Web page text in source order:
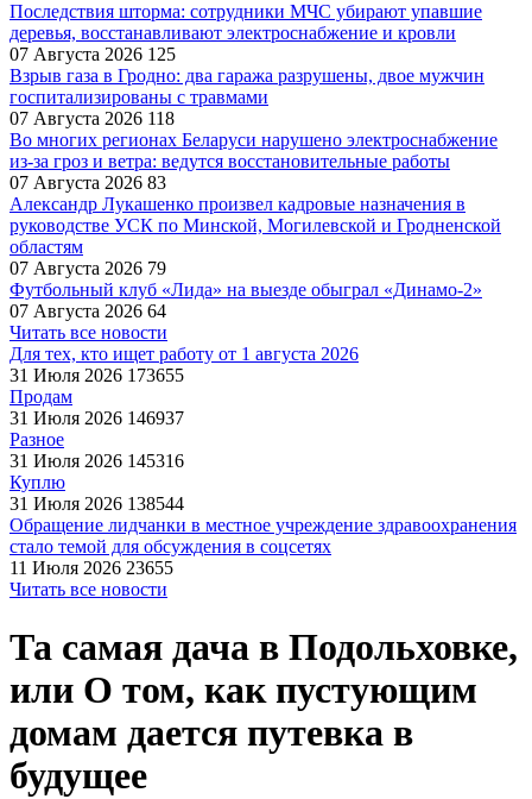
Последствия шторма: сотрудники МЧС убирают упавшие
деревья, восстанавливают электроснабжение и кровли
07 Августа 2026 125
Взрыв газа в Гродно: два гаража разрушены, двое мужчин
госпитализированы с травмами
07 Августа 2026 118
Во многих регионах Беларуси нарушено электроснабжение
из-за гроз и ветра: ведутся восстановительные работы
07 Августа 2026 83
Александр Лукашенко произвел кадровые назначения в
руководстве УСК по Минской, Могилевской и Гродненской
областям
07 Августа 2026 79
Футбольный клуб «Лида» на выезде обыграл «Динамо-2»
07 Августа 2026 64
Читать все новости
Для тех, кто ищет работу от 1 августа 2026
31 Июля 2026 173655
Продам
31 Июля 2026 146937
Разное
31 Июля 2026 145316
Куплю
31 Июля 2026 138544
Обращение лидчанки в местное учреждение здравоохранения
стало темой для обсуждения в соцсетях
11 Июля 2026 23655
Читать все новости
Та самая дача в Подольховке,
или О том, как пустующим
домам дается путевка в
будущее